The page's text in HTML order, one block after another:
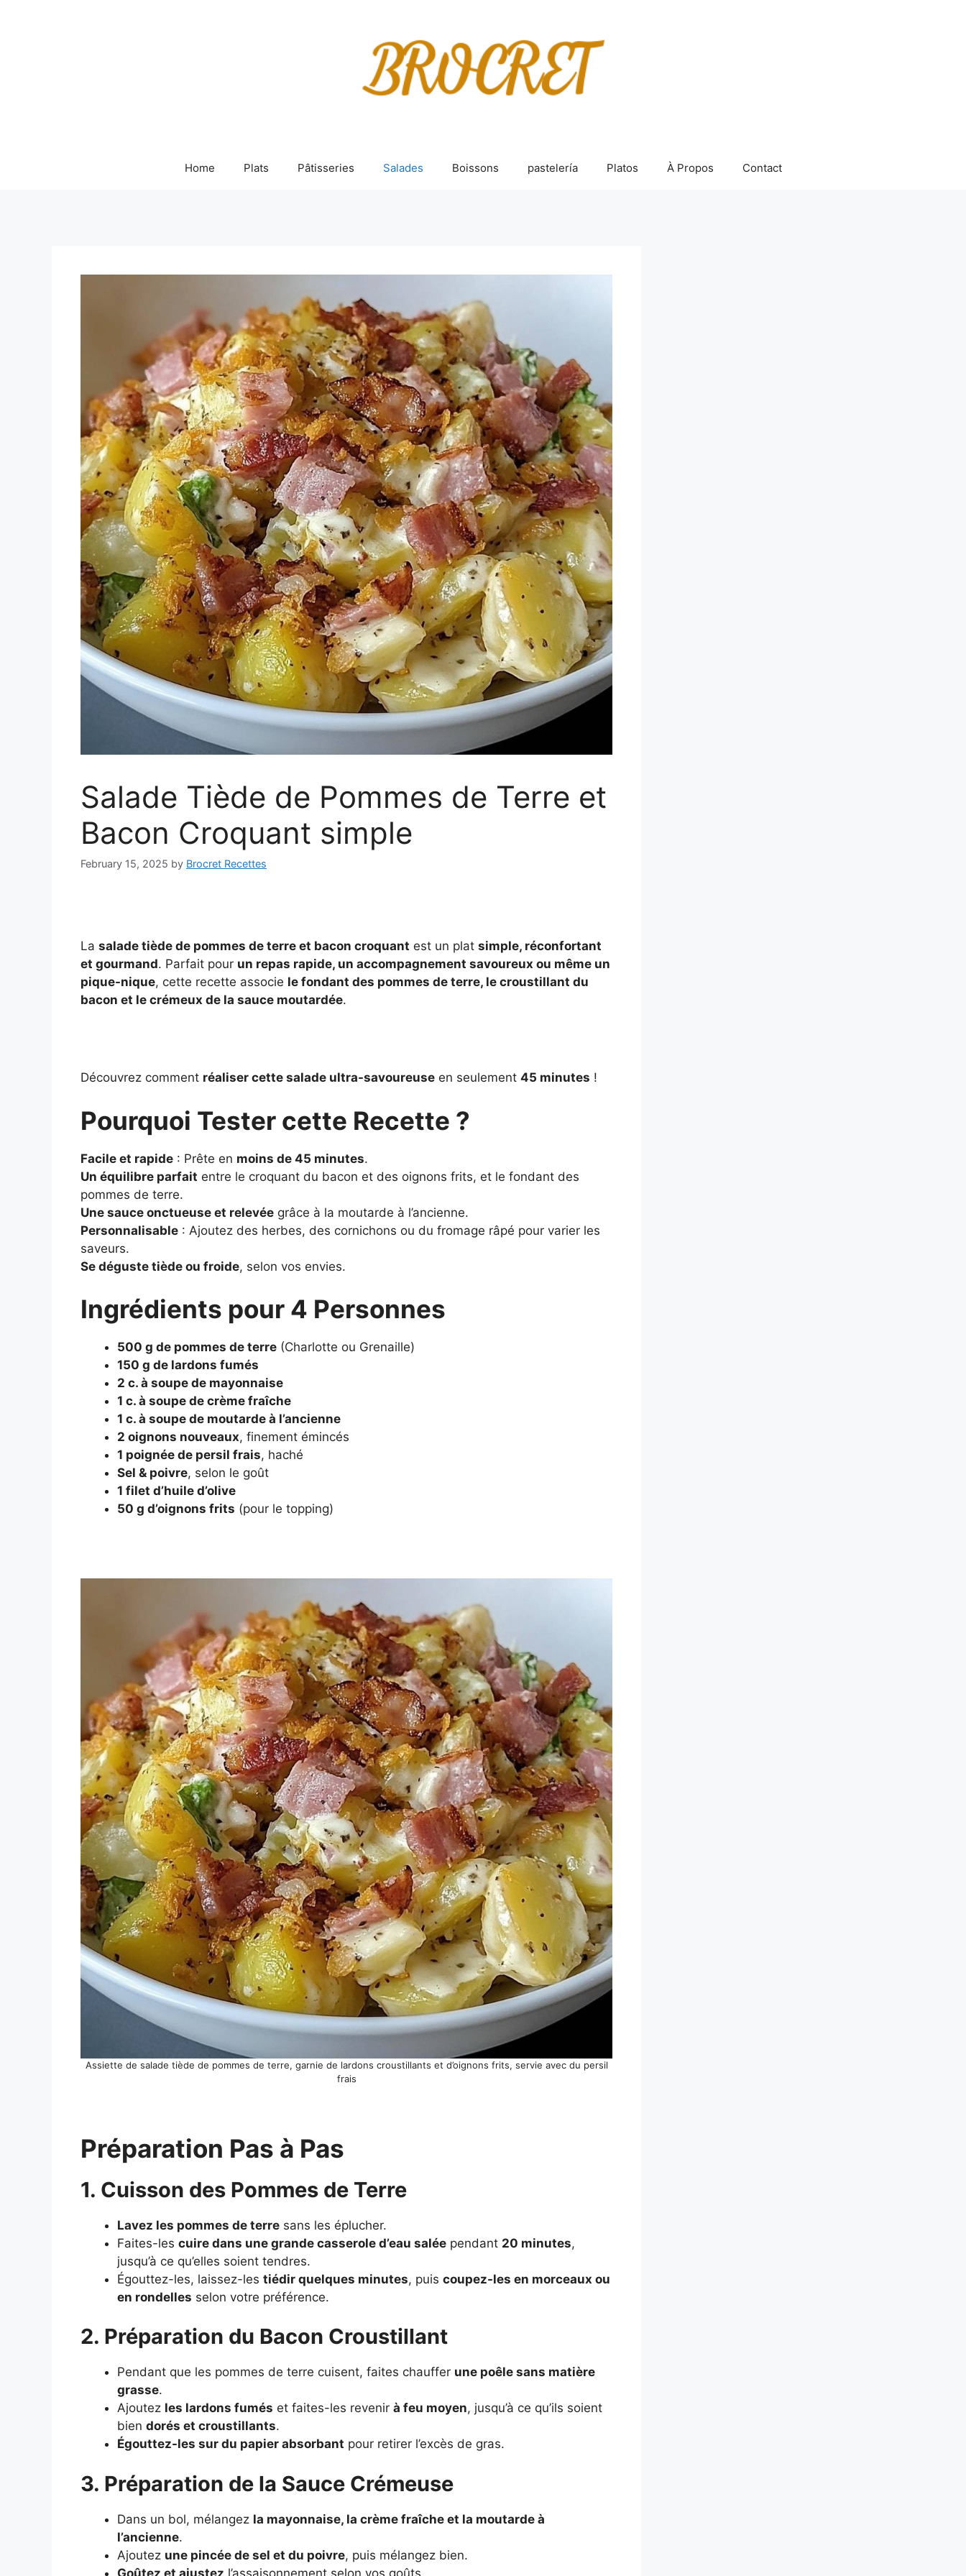
Home Plats Pâtisseries Salades Boissons pastelería Platos À Propos Contact
Salade Tiède de Pommes de Terre et
Bacon Croquant simple
February 15, 2025 by Brocret Recettes
La salade tiède de pommes de terre et bacon croquant est un plat simple, réconfortant
et gourmand. Parfait pour un repas rapide, un accompagnement savoureux ou même un
pique-nique, cette recette associe le fondant des pommes de terre, le croustillant du
bacon et le crémeux de la sauce moutardée.
Découvrez comment réaliser cette salade ultra-savoureuse en seulement 45 minutes !
Pourquoi Tester cette Recette ?
Facile et rapide : Prête en moins de 45 minutes.
Un équilibre parfait entre le croquant du bacon et des oignons frits, et le fondant des
pommes de terre.
Une sauce onctueuse et relevée grâce à la moutarde à l’ancienne.
Personnalisable : Ajoutez des herbes, des cornichons ou du fromage râpé pour varier les
saveurs.
Se déguste tiède ou froide, selon vos envies.
Ingrédients pour 4 Personnes
500 g de pommes de terre (Charlotte ou Grenaille)
150 g de lardons fumés
2 c. à soupe de mayonnaise
1 c. à soupe de crème fraîche
1 c. à soupe de moutarde à l’ancienne
2 oignons nouveaux, finement émincés
1 poignée de persil frais, haché
Sel & poivre, selon le goût
1 filet d’huile d’olive
50 g d’oignons frits (pour le topping)
Assiette de salade tiède de pommes de terre, garnie de lardons croustillants et d’oignons frits, servie avec du persil
frais
Préparation Pas à Pas
1. Cuisson des Pommes de Terre
Lavez les pommes de terre sans les éplucher.
Faites-les cuire dans une grande casserole d’eau salée pendant 20 minutes,
jusqu’à ce qu’elles soient tendres.
Égouttez-les, laissez-les tiédir quelques minutes, puis coupez-les en morceaux ou
en rondelles selon votre préférence.
2. Préparation du Bacon Croustillant
Pendant que les pommes de terre cuisent, faites chauffer une poêle sans matière
grasse.
Ajoutez les lardons fumés et faites-les revenir à feu moyen, jusqu’à ce qu’ils soient
bien dorés et croustillants.
Égouttez-les sur du papier absorbant pour retirer l’excès de gras.
3. Préparation de la Sauce Crémeuse
Dans un bol, mélangez la mayonnaise, la crème fraîche et la moutarde à
l’ancienne.
Ajoutez une pincée de sel et du poivre, puis mélangez bien.
Goûtez et ajustez l’assaisonnement selon vos goûts.